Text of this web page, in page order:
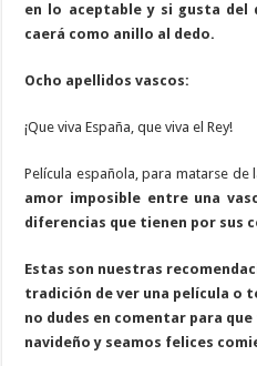
en lo aceptable y si gusta del
caerá como anillo al dedo.
Ocho apellidos vascos:
¡Que viva España, que viva el Rey!
Película española, para matarse de
amor imposible entre una
diferencias que tienen por sus
Estas son nuestras
tradición de ver una película o
no dudes en comentar para
navideño y seamos felices